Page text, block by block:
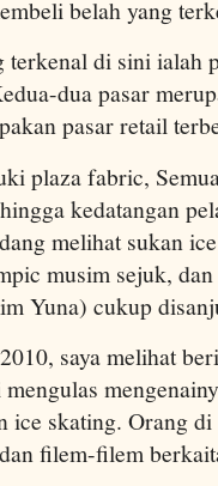
belah yang
terkenal di sini ialah
dua pasar
pasar retail
plaza fabric,
kedatangan
melihat sukan
musim sejuk,
Yuna) cukup
saya melihat
ice skating. Orang
filem-filem